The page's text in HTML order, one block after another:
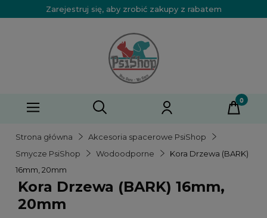
Zarejestruj się, aby zrobić zakupy z rabatem
Strona główna
Akcesoria spacerowe PsiShop
Smycze PsiShop
Wodoodporne
Kora Drzewa (BARK)
16mm, 20mm
Kora Drzewa (BARK) 16mm,
20mm